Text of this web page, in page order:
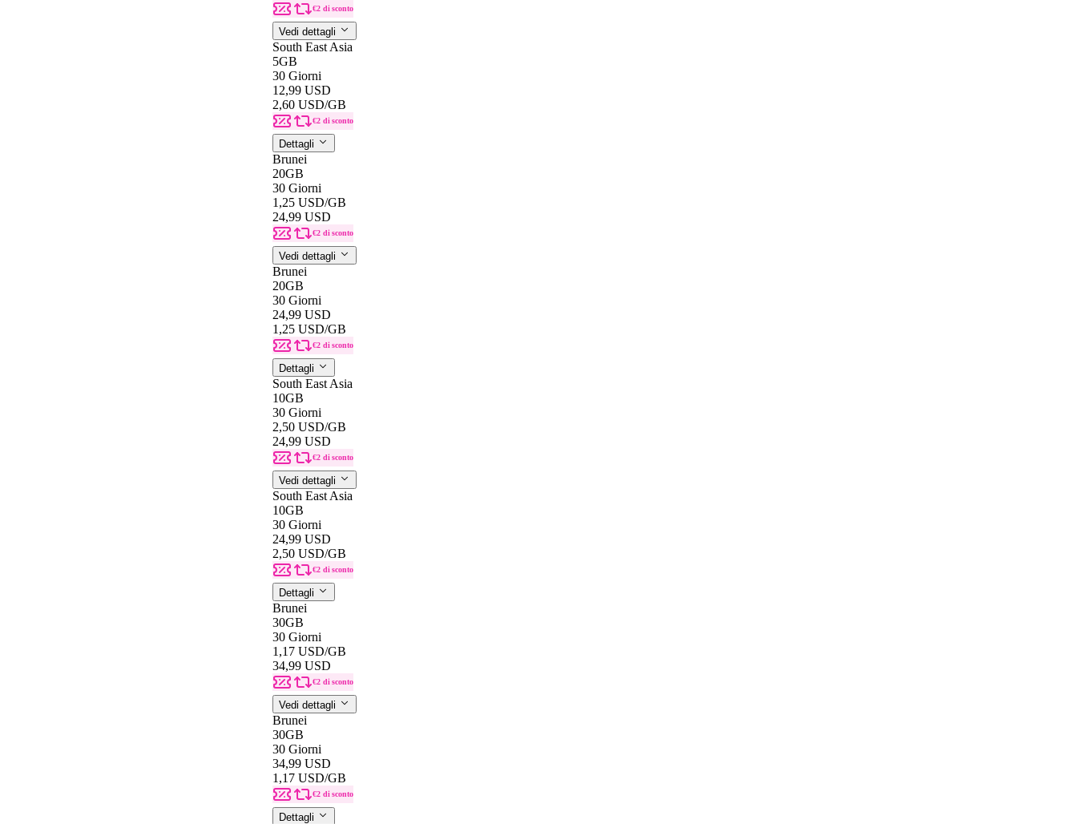
€2 di sconto
Vedi dettagli
South East Asia
5GB
30 Giorni
12,99 USD
2,60 USD/GB
€2 di sconto
Dettagli
Brunei
20GB
30 Giorni
1,25 USD/GB
24,99 USD
€2 di sconto
Vedi dettagli
Brunei
20GB
30 Giorni
24,99 USD
1,25 USD/GB
€2 di sconto
Dettagli
South East Asia
10GB
30 Giorni
2,50 USD/GB
24,99 USD
€2 di sconto
Vedi dettagli
South East Asia
10GB
30 Giorni
24,99 USD
2,50 USD/GB
€2 di sconto
Dettagli
Brunei
30GB
30 Giorni
1,17 USD/GB
34,99 USD
€2 di sconto
Vedi dettagli
Brunei
30GB
30 Giorni
34,99 USD
1,17 USD/GB
€2 di sconto
Dettagli